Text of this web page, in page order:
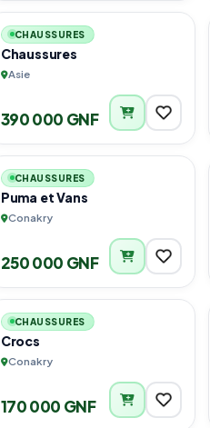
CHAUSSURES
Chaussures
Asie
390 000 GNF
2
CHAUSSURES
Puma et Vans
Conakry
250 000 GNF
3
CHAUSSURES
Crocs
Conakry
170 000 GNF
3